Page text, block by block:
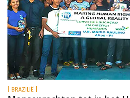
| BRAZILIË |